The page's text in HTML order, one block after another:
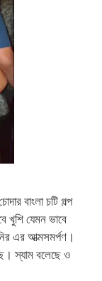
বাংলা চটি গল্প
খুশি যেমন ভাবে
এর আত্মসমর্পণ।
স্যাম বলেছে ও